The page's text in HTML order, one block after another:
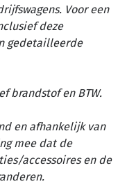
Voor een
deze
gedetailleerde
brandstof en BTW.
en afhankelijk van
mee dat de
accessoires en de